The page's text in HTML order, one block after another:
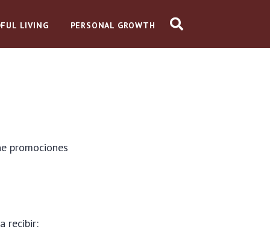
LIVING PERSONAL GROWTH
promociones
recibir: